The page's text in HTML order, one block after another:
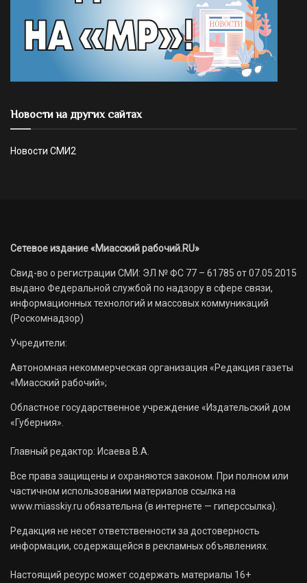
Новости на других сайтах
Новости СМИ2
Сетевое издание «Миасский рабочий.RU»
Свид-во о регистрации СМИ: ЭЛ № ФС 77 – 61785 от 07.05.2015
выдано Федеральной службой по надзору в сфере связи,
информационных технологий и массовых коммуникаций
(Роскомнадзор)
Учредители:
Автономная некоммерческая организация «Редакция газеты
«Миасский рабочий»;
Областное государственное учреждение «Издательский дом
«Губерния».
Главный редактор: Исаева В.А.
Все права защищены и охраняются законом. При полном или
частичном использовании материалов ссылка на
www.miasskiy.ru обязательна (в интернете — гиперссылка).
Редакция не несет ответственности за достоверность
информации, содержащейся в рекламных объявлениях.
Настоящий ресурс может содержать материалы 16+